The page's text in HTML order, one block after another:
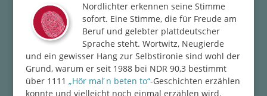
Nordlichter erkennen seine Stimme
sofort. Eine Stimme, die für Freude am
Beruf und gelebter plattdeutscher
Sprache steht. Wortwitz, Neugierde
und ein gewisser Hang zur Selbstironie sind wohl der
Grund, warum er seit 1988 bei NDR 90,3 bestimmt
über 1111 „Hör mal ́n beten to“-Geschichten erzählen
konnte und vielleicht noch einmal erzählen wird.